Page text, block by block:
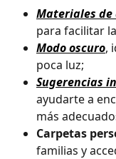
Materiales de
para facilitar
Modo oscuro,
poca luz;
Sugerencias
ayudarte a
más
Carpetas
familias y